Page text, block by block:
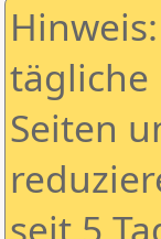
tägliche
Seiten